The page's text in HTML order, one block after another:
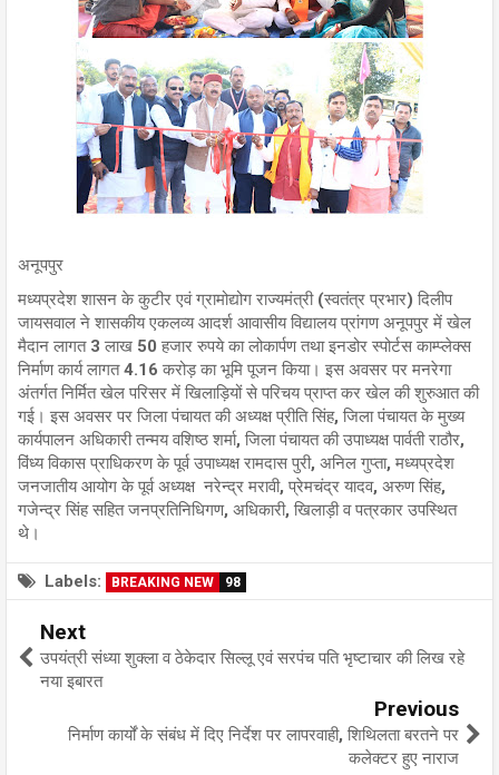
अनूपपुर
मध्यप्रदेश शासन के कुटीर एवं ग्रामोद्योग राज्यमंत्री (स्वतंत्र प्रभार) दिलीप
जायसवाल ने शासकीय एकलव्य आदर्श आवासीय विद्यालय प्रांगण अनूपपुर में खेल
मैदान लागत 3 लाख 50 हजार रुपये का लोकार्पण तथा इनडोर स्पोर्टस काम्प्लेक्स
निर्माण कार्य लागत 4.16 करोड़ का भूमि पूजन किया। इस अवसर पर मनरेगा
अंतर्गत निर्मित खेल परिसर में खिलाड़ियों से परिचय प्राप्त कर खेल की शुरुआत की
गई। इस अवसर पर जिला पंचायत की अध्यक्ष प्रीति सिंह, जिला पंचायत के मुख्य
कार्यपालन अधिकारी तन्मय वशिष्ठ शर्मा, जिला पंचायत की उपाध्यक्ष पार्वती राठौर,
विंध्य विकास प्राधिकरण के पूर्व उपाध्यक्ष रामदास पुरी, अनिल गुप्ता, मध्यप्रदेश
जनजातीय आयोग के पूर्व अध्यक्ष नरेन्द्र मरावी, प्रेमचंद्र यादव, अरुण सिंह,
गजेन्द्र सिंह सहित जनप्रतिनिधिगण, अधिकारी, खिलाड़ी व पत्रकार उपस्थित
थे।
Labels: BREAKING NEW 98
Next
उपयंत्री संध्या शुक्ला व ठेकेदार सिल्लू एवं सरपंच पति भृष्टाचार की लिख रहे
नया इबारत
Previous
निर्माण कार्यों के संबंध में दिए निर्देश पर लापरवाही, शिथिलता बरतने पर
कलेक्टर हुए नाराज